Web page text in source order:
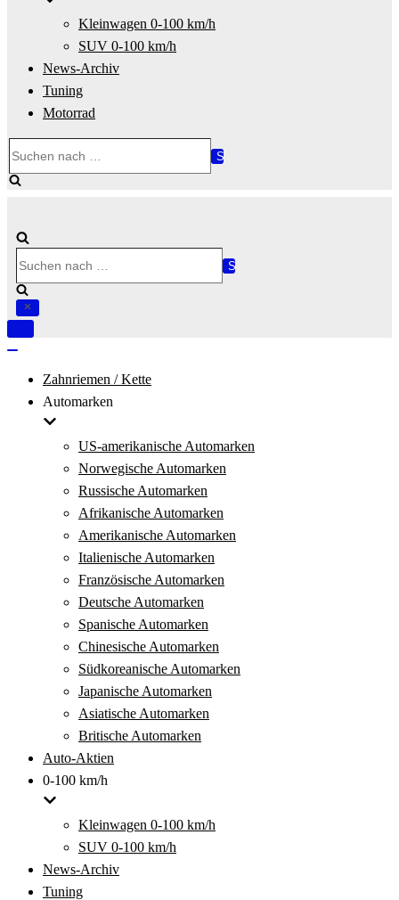
Kleinwagen 0-100 km/h
SUV 0-100 km/h
News-Archiv
Tuning
Motorrad
nach …
nach …
Navigation
Zahnriemen / Kette
Automarken
US-amerikanische Automarken
Norwegische Automarken
Russische Automarken
Afrikanische Automarken
Amerikanische Automarken
Italienische Automarken
Französische Automarken
Deutsche Automarken
Spanische Automarken
Chinesische Automarken
Südkoreanische Automarken
Japanische Automarken
Asiatische Automarken
Britische Automarken
Auto-Aktien
0-100 km/h
Kleinwagen 0-100 km/h
SUV 0-100 km/h
News-Archiv
Tuning